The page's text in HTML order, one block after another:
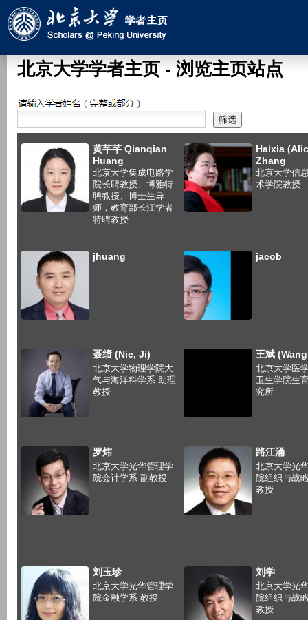
要
内
容
部
北京大学学者主页 - 浏览主页站点
搜索
黄芊芊 Qianqian
Huang
北京大学集成电路学
院长聘教授、博雅特
聘教授、博士生导
师，教育部长江学者
特聘教授
Haixia
Zhang
北京大学信
术学院教授
jhuang jacob
聂绩 (Nie, Ji)
北京大学物理学院大
气与海洋科学系 助理
教授
王斌
北京大学医
卫生学院生
究所
罗炜
北京大学光华管理学
院会计学系 副教授
路江涌
北京大学光
院组织与战
教授
刘玉珍
北京大学光华管理学
院金融学系 教授
刘学
北京大学光
院组织与战
教授